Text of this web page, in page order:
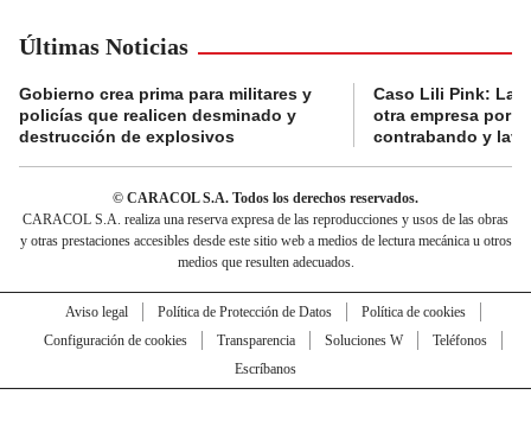
Últimas Noticias
Gobierno crea prima para militares y
policías que realicen desminado y
destrucción de explosivos
Caso Lili Pink: La
otra empresa por
contrabando y
© CARACOL S.A. Todos los derechos reservados.
CARACOL S.A. realiza una reserva expresa de las reproducciones y usos de las obras
y otras prestaciones accesibles desde este sitio web a medios de lectura mecánica u otros
medios que resulten adecuados.
Aviso legal Política de Protección de Datos
Política de cookies
Configuración de cookies
Transparencia Soluciones W
Teléfonos
Escríbanos